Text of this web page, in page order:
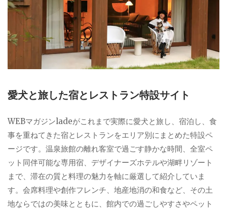
愛犬と旅した宿とレストラン特設サイト
WEBマガジンladeがこれまで実際に愛犬と旅し、宿泊し、食
事を重ねてきた宿とレストランをエリア別にまとめた特設ペ
ージです。温泉旅館の離れ客室で過ごす静かな時間、全室ペ
ット同伴可能な専用宿、デザイナーズホテルや湖畔リゾート
まで、滞在の質と料理の魅力を軸に厳選して紹介していま
す。会席料理や創作フレンチ、地産地消の和食など、その土
地ならではの美味とともに、館内での過ごしやすさやペット